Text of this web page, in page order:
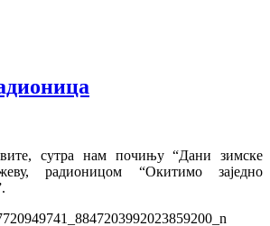
сутра нам почињу “Дани зимске
радионицом “Окитимо заједно